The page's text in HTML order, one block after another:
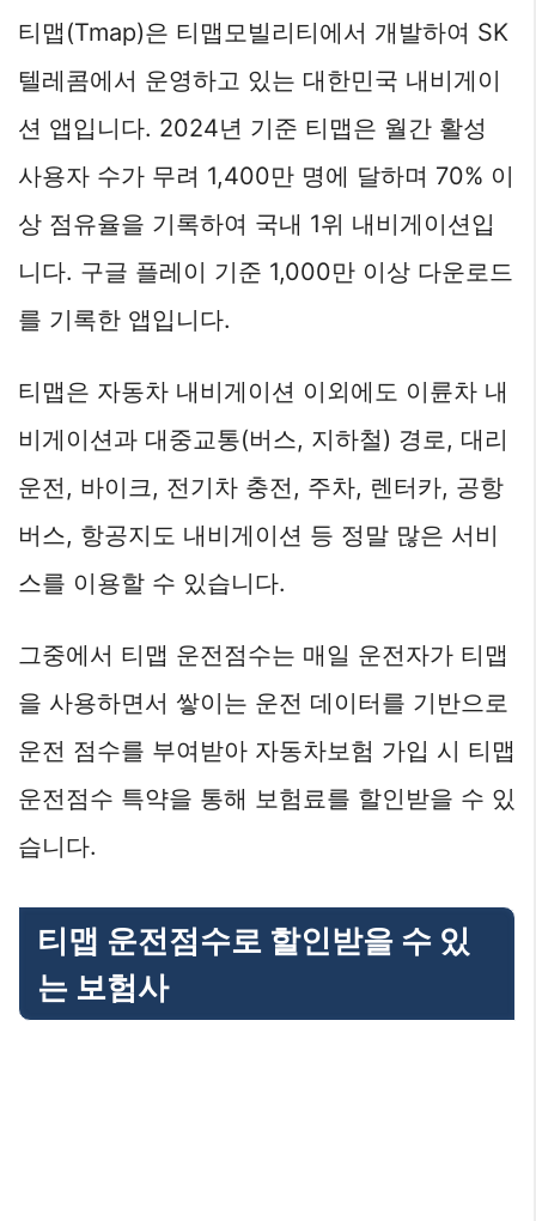
티맵(Tmap)은 티맵모빌리티에서 개발하여 SK
텔레콤에서 운영하고 있는 대한민국 내비게이
션 앱입니다. 2024년 기준 티맵은 월간 활성
사용자 수가 무려 1,400만 명에 달하며 70% 이
상 점유율을 기록하여 국내 1위 내비게이션입
니다. 구글 플레이 기준 1,000만 이상 다운로드
를 기록한 앱입니다.
티맵은 자동차 내비게이션 이외에도 이륜차 내
비게이션과 대중교통(버스, 지하철) 경로, 대리
운전, 바이크, 전기차 충전, 주차, 렌터카, 공항
버스, 항공지도 내비게이션 등 정말 많은 서비
스를 이용할 수 있습니다.
그중에서 티맵 운전점수는 매일 운전자가 티맵
을 사용하면서 쌓이는 운전 데이터를 기반으로
운전 점수를 부여받아 자동차보험 가입 시 티맵
운전점수 특약을 통해 보험료를 할인받을 수 있
습니다.
티맵 운전점수로 할인받을 수 있
는 보험사